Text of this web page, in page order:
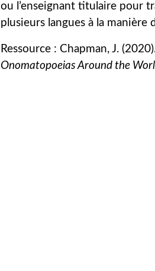
ou l’enseignant titulaire pour
plusieurs langues à la manière
Ressource : Chapman, J.
Onomatopoeias Around the